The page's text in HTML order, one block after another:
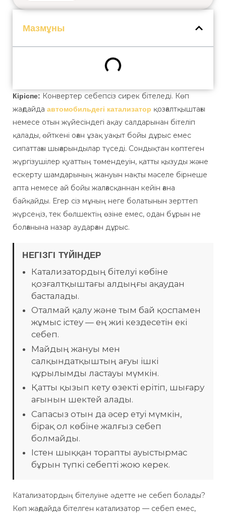
Мазмұны
Кіріспе: Конвертер себепсіз сирек бітеледі. Көп
жағдайда автомобильдегі катализатор қозғалтқыштағы
немесе отын жүйесіндегі ақау салдарынан бітеліп
қалады, өйткені оған ұзақ уақыт бойы дұрыс емес
сипаттағы шығарындылар түседі. Сондықтан көптеген
жүргізушілер қуаттың төмендеуін, қатты қызуды және
ескерту шамдарының жануын нақты мәселе бірнеше
апта немесе ай бойы жалғасқаннан кейін ғана
байқайды. Егер сіз мұның неге болатынын зерттеп
жүрсеңіз, тек бөлшектің өзіне емес, одан бұрын не
болғанына назар аударған дұрыс.
НЕГІЗГІ ТҮЙІНДЕР
Катализатордың бітелуі көбіне
қозғалтқыштағы алдыңғы ақаудан
басталады.
Оталмай қалу және тым бай қоспамен
жұмыс істеу — ең жиі кездесетін екі
себеп.
Майдың жануы мен
салқындатқыштың ағуы ішкі
құрылымды ластауы мүмкін.
Қатты қызып кету өзекті ерітіп, шығару
ағынын шектей алады.
Сапасыз отын да әсер етуі мүмкін,
бірақ ол көбіне жалғыз себеп
болмайды.
Істен шыққан торапты ауыстырмас
бұрын түпкі себепті жою керек.
Катализатордың бітелуіне әдетте не себеп болады?
Көп жағдайда бітелген катализатор — себеп емес,